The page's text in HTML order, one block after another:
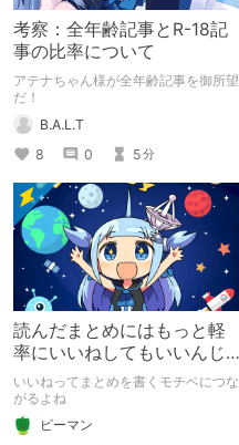
考察：全年齢記事とR-18記
事の比率について
アテナちゃん様が全年齢記事を御所望
だ！
B.A.L.T
8
0 5分
読んだまとめにはもっと軽
率にいいねしてもいいんじ
ゃない？
いいねってまとめを書くモチベにつな
がるよね
ピーマン